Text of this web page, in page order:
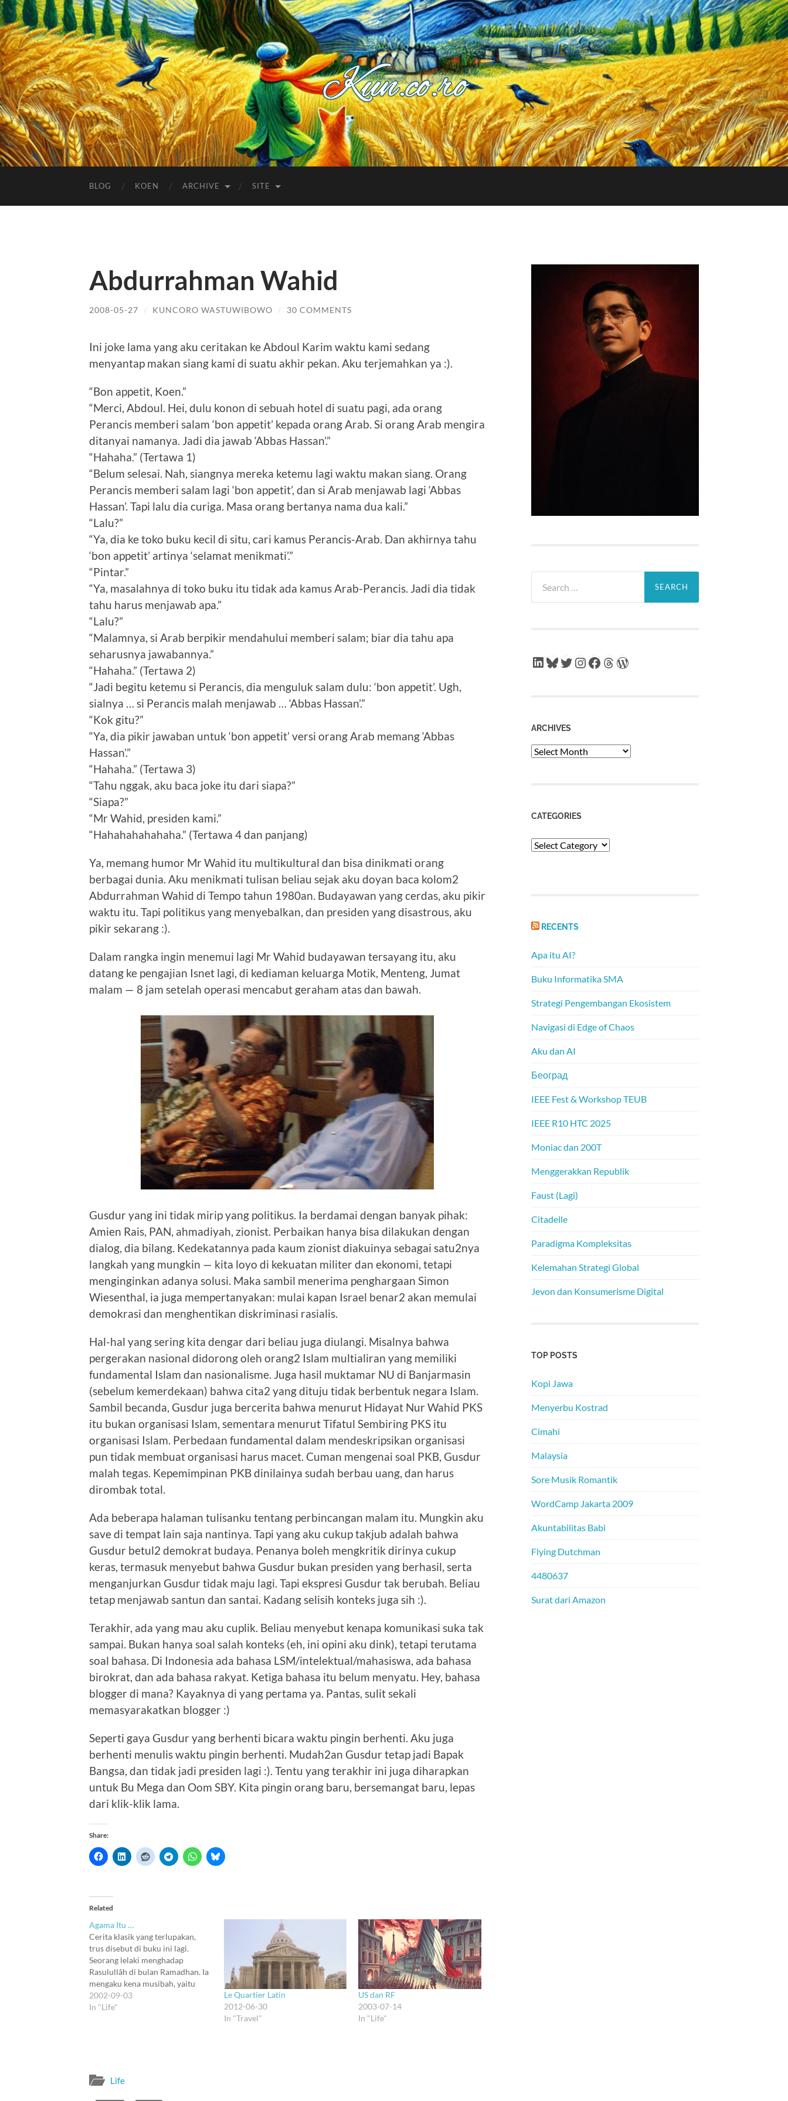
Kuncoro++
BLOG KOEN ARCHIVE SITE
Abdurrahman Wahid
2008-05-27 / KUNCORO WASTUWIBOWO / 30 COMMENTS
Ini joke lama yang aku ceritakan ke Abdoul Karim waktu kami sedang
menyantap makan siang kami di suatu akhir pekan. Aku terjemahkan ya :).
“Bon appetit, Koen.”
“Merci, Abdoul. Hei, dulu konon di sebuah hotel di suatu pagi, ada orang
Perancis memberi salam ‘bon appetit’ kepada orang Arab. Si orang Arab mengira
ditanyai namanya. Jadi dia jawab ‘Abbas Hassan’.”
“Hahaha.” (Tertawa 1)
“Belum selesai. Nah, siangnya mereka ketemu lagi waktu makan siang. Orang
Perancis memberi salam lagi ‘bon appetit’, dan si Arab menjawab lagi ‘Abbas
Hassan’. Tapi lalu dia curiga. Masa orang bertanya nama dua kali.”
“Lalu?”
“Ya, dia ke toko buku kecil di situ, cari kamus Perancis-Arab. Dan akhirnya tahu
‘bon appetit’ artinya ‘selamat menikmati’.”
“Pintar.”
“Ya, masalahnya di toko buku itu tidak ada kamus Arab-Perancis. Jadi dia tidak
tahu harus menjawab apa.”
“Lalu?”
“Malamnya, si Arab berpikir mendahului memberi salam; biar dia tahu apa
seharusnya jawabannya.”
“Hahaha.” (Tertawa 2)
“Jadi begitu ketemu si Perancis, dia menguluk salam dulu: ‘bon appetit’. Ugh,
sialnya … si Perancis malah menjawab … ‘Abbas Hassan’.”
“Kok gitu?”
“Ya, dia pikir jawaban untuk ‘bon appetit’ versi orang Arab memang ‘Abbas
Hassan’.”
“Hahaha.” (Tertawa 3)
“Tahu nggak, aku baca joke itu dari siapa?”
“Siapa?”
“Mr Wahid, presiden kami.”
“Hahahahahahaha.” (Tertawa 4 dan panjang)
Ya, memang humor Mr Wahid itu multikultural dan bisa dinikmati orang
berbagai dunia. Aku menikmati tulisan beliau sejak aku doyan baca kolom2
Abdurrahman Wahid di Tempo tahun 1980an. Budayawan yang cerdas, aku pikir
waktu itu. Tapi politikus yang menyebalkan, dan presiden yang disastrous, aku
pikir sekarang :).
Dalam rangka ingin menemui lagi Mr Wahid budayawan tersayang itu, aku
datang ke pengajian Isnet lagi, di kediaman keluarga Motik, Menteng, Jumat
malam — 8 jam setelah operasi mencabut geraham atas dan bawah.
Gusdur yang ini tidak mirip yang politikus. Ia berdamai dengan banyak pihak:
Amien Rais, PAN, ahmadiyah, zionist. Perbaikan hanya bisa dilakukan dengan
dialog, dia bilang. Kedekatannya pada kaum zionist diakuinya sebagai satu2nya
langkah yang mungkin — kita loyo di kekuatan militer dan ekonomi, tetapi
menginginkan adanya solusi. Maka sambil menerima penghargaan Simon
Wiesenthal, ia juga mempertanyakan: mulai kapan Israel benar2 akan memulai
demokrasi dan menghentikan diskriminasi rasialis.
Hal-hal yang sering kita dengar dari beliau juga diulangi. Misalnya bahwa
pergerakan nasional didorong oleh orang2 Islam multialiran yang memiliki
fundamental Islam dan nasionalisme. Juga hasil muktamar NU di Banjarmasin
(sebelum kemerdekaan) bahwa cita2 yang dituju tidak berbentuk negara Islam.
Sambil becanda, Gusdur juga bercerita bahwa menurut Hidayat Nur Wahid PKS
itu bukan organisasi Islam, sementara menurut Tifatul Sembiring PKS itu
organisasi Islam. Perbedaan fundamental dalam mendeskripsikan organisasi
pun tidak membuat organisasi harus macet. Cuman mengenai soal PKB, Gusdur
malah tegas. Kepemimpinan PKB dinilainya sudah berbau uang, dan harus
dirombak total.
Ada beberapa halaman tulisanku tentang perbincangan malam itu. Mungkin aku
save di tempat lain saja nantinya. Tapi yang aku cukup takjub adalah bahwa
Gusdur betul2 demokrat budaya. Penanya boleh mengkritik dirinya cukup
keras, termasuk menyebut bahwa Gusdur bukan presiden yang berhasil, serta
menganjurkan Gusdur tidak maju lagi. Tapi ekspresi Gusdur tak berubah. Beliau
tetap menjawab santun dan santai. Kadang selisih konteks juga sih :).
Terakhir, ada yang mau aku cuplik. Beliau menyebut kenapa komunikasi suka tak
sampai. Bukan hanya soal salah konteks (eh, ini opini aku dink), tetapi terutama
soal bahasa. Di Indonesia ada bahasa LSM/intelektual/mahasiswa, ada bahasa
birokrat, dan ada bahasa rakyat. Ketiga bahasa itu belum menyatu. Hey, bahasa
blogger di mana? Kayaknya di yang pertama ya. Pantas, sulit sekali
memasyarakatkan blogger :)
Seperti gaya Gusdur yang berhenti bicara waktu pingin berhenti. Aku juga
berhenti menulis waktu pingin berhenti. Mudah2an Gusdur tetap jadi Bapak
Bangsa, dan tidak jadi presiden lagi :). Tentu yang terakhir ini juga diharapkan
untuk Bu Mega dan Oom SBY. Kita pingin orang baru, bersemangat baru, lepas
dari klik-klik lama.
Share:
Related
Agama Itu …
Cerita klasik yang terlupakan,
trus disebut di buku ini lagi.
Seorang lelaki menghadap
Rasulullâh di bulan Ramadhan. Ia
mengaku kena musibah, yaitu
menggauli istrinya di siang hari
bulan Ramadhan. Sesuai hukum,
2002-09-03
In "Life"
Le Quartier Latin
2012-06-30
In "Travel"
US dan RF
2003-07-14
In "Life"
Life
for:
LinkedIn
Bluesky
Twitter
Instagram
Facebook
Threads
WordPress
ARCHIVES
Archives
CATEGORIES
Categories
RECENTS
Apa itu AI?
Buku Informatika SMA
Strategi Pengembangan Ekosistem
Navigasi di Edge of Chaos
Aku dan AI
Београд
IEEE Fest & Workshop TEUB
IEEE R10 HTC 2025
Moniac dan 200T
Menggerakkan Republik
Faust (Lagi)
Citadelle
Paradigma Kompleksitas
Kelemahan Strategi Global
Jevon dan Konsumerisme Digital
TOP POSTS
Kopi Jawa
Menyerbu Kostrad
Cimahi
Malaysia
Sore Musik Romantik
WordCamp Jakarta 2009
Akuntabilitas Babi
Flying Dutchman
4480637
Surat dari Amazon